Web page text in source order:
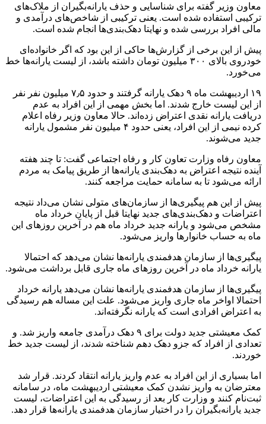
معاون وزیر گفته برای شناسایی و حذف یارانه‌بگیران از ملاک‌های
ترکیبی استفاده شده است. یعنی ترکیبی از شاخص‌های درآمدی و
مالی افراد بررسی شده و نهایتا دهک‌بندی‌ها انجام شده است.
پیش از این برخی از گزارش‌ها حاکی از این بود که اگر خانواده‌ای
خودروی بالای ۳۰۰ میلیون تومان داشته باشد، از لیست یارانه‌ها خط
می‌خورد.
۱۹ اردیبهشت ماه ۹ دهک یارانه گرفتند و حدود ۷٫۵ میلیون نفر نفر
از این لیست خارج شدند. اما بخش مهمی از این افراد به عدم
دریافت یارانه نقدی اعتراض زده‌اند. حالا معاون وزیر رفاه اعلام
کرده نیمی از این افراد، یعنی حدود ۴ میلیون نفر مشمول یارانه
جدید می‌شوند.
معاون رفاه وزارت تعاون کار و رفاه اجتماعی گفت: تا چند هفته
آینده نتیجه اعتراض به دهک‌بندی یارانه‌ها از طریق پیامک به مردم
ارائه می‌شود تا به سامانه حمایت مراجعه کنند.
پیش از این هم پیگیری‌ها از سازمان‌های متولی نشان می‌داد نتیجه
اعتراضات و دهک‌بندی‌های جدید نهایتا قبل از پایان خرداد ماه
مشخص می‌شود و یارانه جدید خرداد ماه هم در آخرین روزهای این
ماه به حساب خانوارها واریز می‌شود.
پیگیری‌ها از سازمان هدفمندی یارانه‌ها نشان می‌دهد که احتمالا
یارانه خرداد ماه در آخرین روزهای ماه جاری قابل برداشت می‌شود.
پیگیری‌ها از سازمان هدفمندی یارانه‌ها نشان می‌دهد یارانه خرداد
احتمالا اواخر ماه جاری واریز می‌شود. علت این مساله هم رسیدگی
به اعتراض افرادی است که یارانه نگرفته‌اند.
کمک معیشتی جدید دولت برای ۹ دهک درآمدی جامعه واریز شد. و
تعدادی از افراد که جزو دهک دهم شناخته شدند، از لیست جدید خط
خوردند.
اما بسیاری از این افراد به عدم واریز یارانه انتقاد کردند. قرار شد
معترضان به واریز نشدن کمک معیشتی اردیبهشت ماه، در سامانه
ثبت‌نام کنند و وزارت کار بعد از رسیدگی به این اعتراضات، لیست
جدید یارانه‌بگیران را در اختیار سازمان هدفمندی یارانه‌ها قرار دهد.